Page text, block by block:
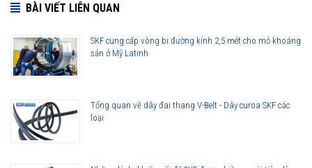
BÀI VIẾT LIÊN QUAN
SKF cung cấp vòng bi đường kính 2,5 mét cho mỏ khoáng
sản ở Mỹ Latinh
Tổng quan về dây đai thang V-Belt - Dây curoa SKF các
loại